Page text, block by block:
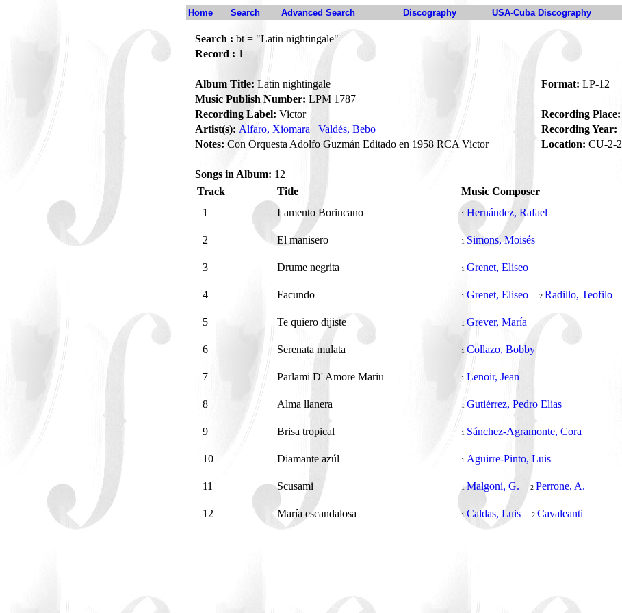
Home Search Advanced Search Discography USA-Cuba Discography
Search : bt = "Latin nightingale"
Record : 1
Album Title: Latin nightingale Format: LP-12
Music Publish Number: LPM 1787
Recording Label: Victor Recording Place:
Artist(s): Alfaro, Xiomara Valdés, Bebo
Recording Year:
Notes: Con Orquesta Adolfo Guzmán Editado en 1958 RCA Victor Location: CU-2-2
Songs in Album: 12
Track
Title Music Composer
1
Lamento Borincano 1 Hernández, Rafael
2
El manisero 1 Simons, Moisés
3
Drume negrita 1 Grenet, Eliseo
4
Facundo 1 Grenet, Eliseo 2 Radillo, Teofilo
5
Te quiero dijiste 1 Grever, María
6
Serenata mulata 1 Collazo, Bobby
7
Parlami D' Amore Mariu 1 Lenoir, Jean
8
Alma llanera 1 Gutiérrez, Pedro Elias
9
Brisa tropical 1 Sánchez-Agramonte, Cora
10
Diamante azúl 1 Aguirre-Pinto, Luis
11
Scusami 1Malgoni, G. 2 Perrone, A.
12
María escandalosa 1 Caldas, Luis 2 Cavaleanti